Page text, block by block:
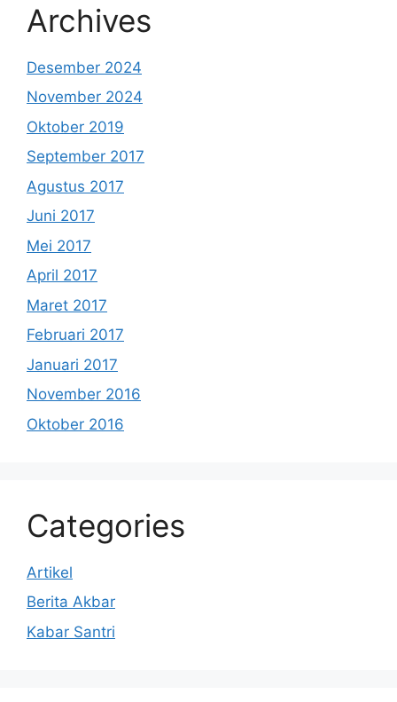
Archives
Desember 2024
November 2024
Oktober 2019
September 2017
Agustus 2017
Juni 2017
Mei 2017
April 2017
Maret 2017
Februari 2017
Januari 2017
November 2016
Oktober 2016
Categories
Artikel
Berita Akbar
Kabar Santri